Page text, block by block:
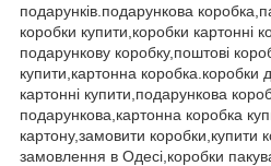
подарунків.подарункова
коробки купити,коробки картонні
подарункову коробку,поштові
купити,картонна коробка.коробки
картонні купити,подарункова
подарункова,картонна коробка
картону,замовити коробки,купити
замовлення в Одесі,коробки